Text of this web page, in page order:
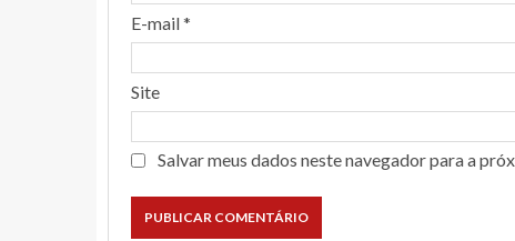
E-mail*
Site
Salvar meus dados neste navegador para a